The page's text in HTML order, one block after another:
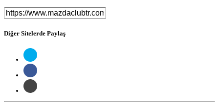
Diğer Sitelerde Paylaş